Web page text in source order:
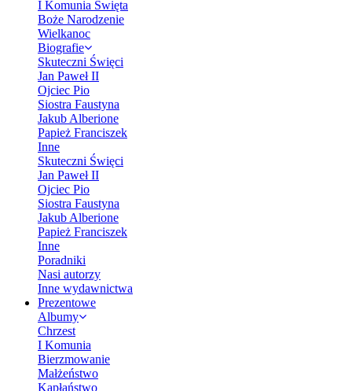
I Komunia Święta
Boże Narodzenie
Wielkanoc
Biografie
Skuteczni Święci
Jan Paweł II
Ojciec Pio
Siostra Faustyna
Jakub Alberione
Papież Franciszek
Inne
Skuteczni Święci
Jan Paweł II
Ojciec Pio
Siostra Faustyna
Jakub Alberione
Papież Franciszek
Inne
Poradniki
Nasi autorzy
Inne wydawnictwa
Prezentowe
Albumy
Chrzest
I Komunia
Bierzmowanie
Małżeństwo
Kapłaństwo